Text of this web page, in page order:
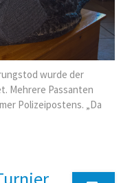
wurde der
Mehrere Passanten
Polizeipostens. „Da